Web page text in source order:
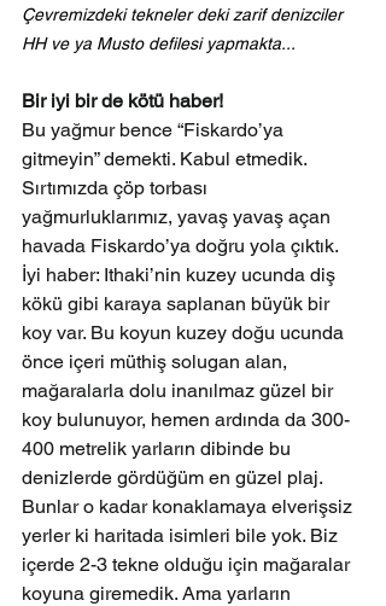
Çevremizdeki tekneler deki zarif denizciler
HH ve ya Musto defilesi yapmakta...
Bir iyi bir de kötü haber!
Bu yağmur bence “Fiskardo’ya
gitmeyin” demekti. Kabul etmedik.
Sırtımızda çöp torbası
yağmurluklarımız, yavaş yavaş açan
havada Fiskardo’ya doğru yola çıktık.
İyi haber: Ithaki’nin kuzey ucunda diş
kökü gibi karaya saplanan büyük bir
koy var. Bu koyun kuzey doğu ucunda
önce içeri müthiş solugan alan,
mağaralarla dolu inanılmaz güzel bir
koy bulunuyor, hemen ardında da 300-
400 metrelik yarların dibinde bu
denizlerde gördüğüm en güzel plaj.
Bunlar o kadar konaklamaya elverişsiz
yerler ki haritada isimleri bile yok. Biz
içerde 2-3 tekne olduğu için mağaralar
koyuna giremedik. Ama yarların